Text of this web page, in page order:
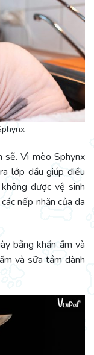
sẽ. Vì mèo Sphynx
lớp dầu giúp điều
được vệ sinh
nếp nhăn của da
bằng khăn ấm và
và sữa tắm dành